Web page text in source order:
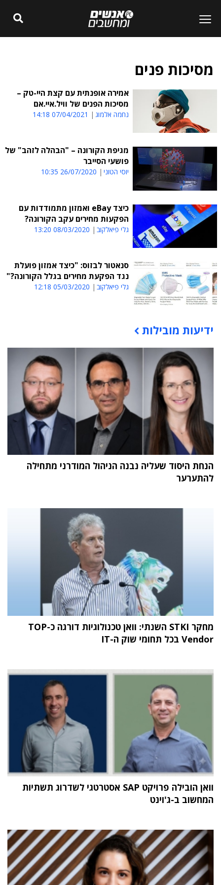
מסיכות פנים
אמירה אופנתית עם קצת היי-טק –
מסיכות הפנים של וויל.איי.אם
נחמה אלמוג 07/04/2021 14:18
מגיפת הקורונה – "הבהלה לזהב" של
פושעי הסייבר
יוסי הטוני 26/07/2020 10:35
כיצד eBay ואמזון מתמודדות עם
הפקעות מחירים עקב הקורונה?
גלי פיאלקוב 08/03/2020 13:20
סנאטור לבזוס: "כיצד אמזון פועלת
נגד הפקעת מחירים בגלל הקורונה?"
גלי פיאלקוב 05/03/2020 12:18
תוכן פרסומי
ידיעות מובילות
הנחת היסוד שעליה נבנה הניהול המודרני מתחילה
להתערער
מחקר STKI השנתי: וואן טכנולוגיות דורגה כ-TOP
Vendor בכל תחומי שוק ה-IT
וואן הובילה פרויקט SAP אסטרטגי לשדרוג תשתיות
המחשוב ב-ג'וינט